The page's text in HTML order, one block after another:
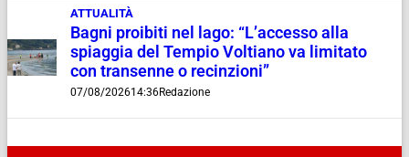
ATTUALITÀ
Bagni proibiti nel lago: “L’accesso alla
spiaggia del Tempio Voltiano va limitato
con transenne o recinzioni”
07/08/202614:36Redazione